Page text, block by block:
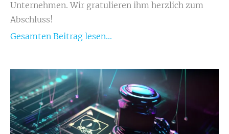
Unternehmen.Wir gratulieren ihm herzlich zum
Abschluss!
Gesamten Beitrag lesen...